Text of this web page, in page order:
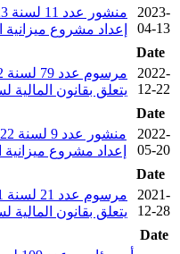
2023-
04-13
إعداد مشروع ميزانية
Date
2022-
12-22
يتعلق بقانون المالية لسنة 2023
Date
2022-
05-20
إعداد مشروع ميزانية
Date
2021-
12-28
يتعلق بقانون المالية لسنة 2022
Date